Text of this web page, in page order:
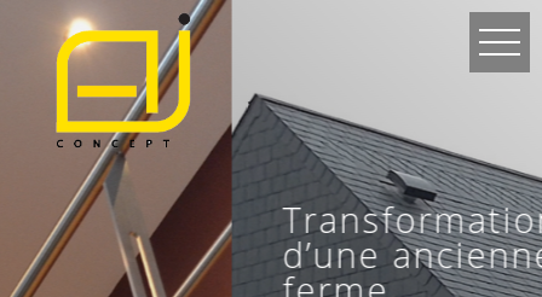
Transformation
d’une ancienne